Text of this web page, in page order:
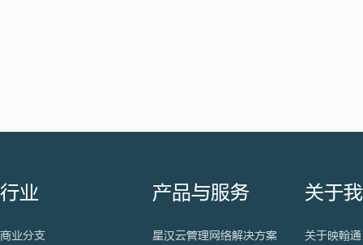
行业
商业分支
产品与服务
星汉云管理网络解决方案
关于
关于映翰通